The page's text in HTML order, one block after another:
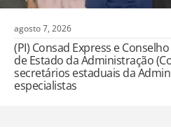
agosto 7, 2026
(PI) Consad Express e
de Estado da Administração
secretários estaduais da
especialistas